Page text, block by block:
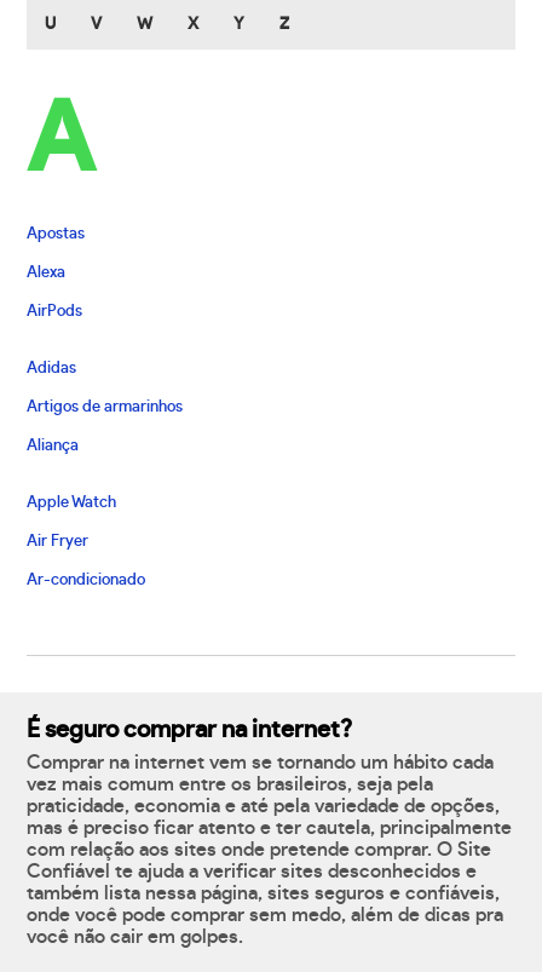
U V W X Y Z
A
Apostas
Alexa
AirPods
Adidas
Artigos de armarinhos
Aliança
Apple Watch
Air Fryer
Ar-condicionado
É seguro comprar na internet?
Comprar na internet vem se tornando um hábito cada
vez mais comum entre os brasileiros, seja pela
praticidade, economia e até pela variedade de opções,
mas é preciso ficar atento e ter cautela, principalmente
com relação aos sites onde pretende comprar. O Site
Confiável te ajuda a verificar sites desconhecidos e
também lista nessa página, sites seguros e confiáveis,
onde você pode comprar sem medo, além de dicas pra
você não cair em golpes.